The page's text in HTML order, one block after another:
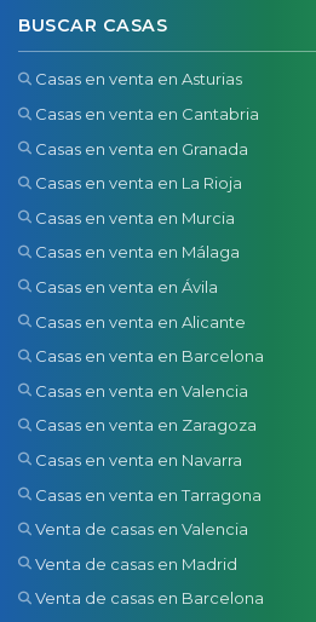
BUSCAR CASAS
Casas en venta en Asturias
Casas en venta en Cantabria
Casas en venta en Granada
Casas en venta en La Rioja
Casas en venta en Murcia
Casas en venta en Málaga
Casas en venta en Ávila
Casas en venta en Alicante
Casas en venta en Barcelona
Casas en venta en Valencia
Casas en venta en Zaragoza
Casas en venta en Navarra
Casas en venta en Tarragona
Venta de casas en Valencia
Venta de casas en Madrid
Venta de casas en Barcelona